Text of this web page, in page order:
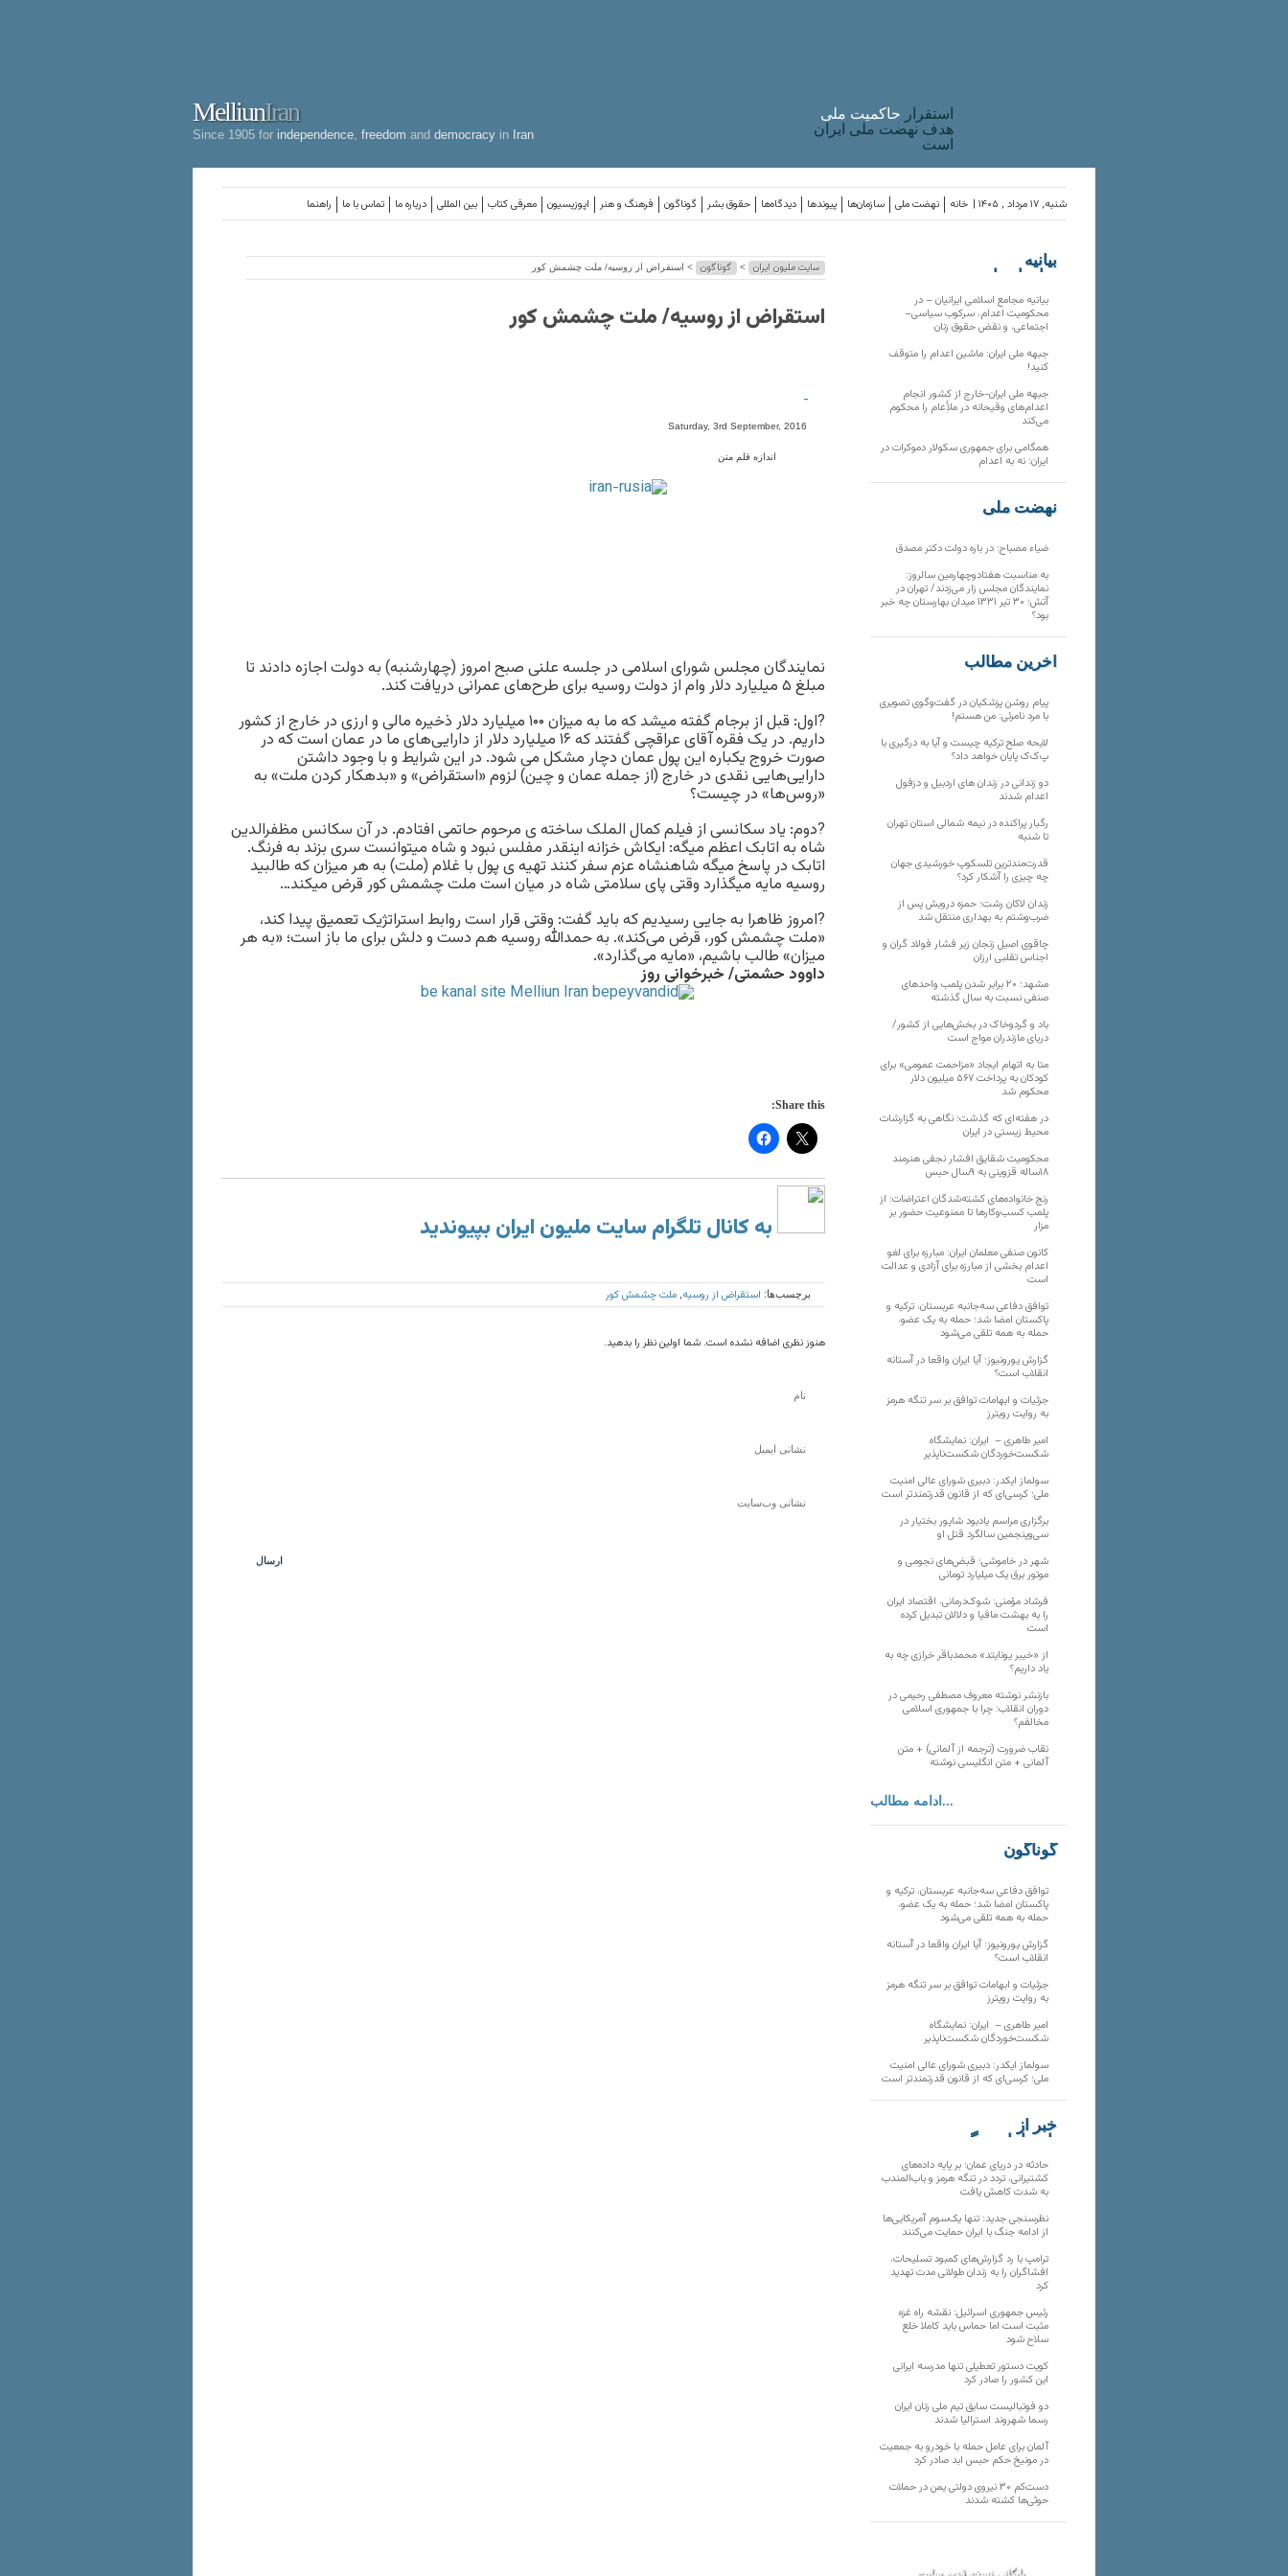
MelliunIran
Since 1905 for independence freedom and democracy in Iran
استقرار حاکميت ملی
هدف نهضت ملی ایران
است
راهنما تماس با ما درباره ما بین المللی معرفی کتاب اپوزیسیون فرهنگ و هنر گوناگون حقوق بشر دیدگاه‌ها پیوندها سازمان‌ها نهضت ملی خانه شنبه, ۱۷ مرداد , ۱۴۰۵ |
سایت ملیون ایران > گوناگون > استقراض از روسیه/ ملت چشمش کور
استقراض از روسیه/ ملت چشمش کور
-
Saturday, 3rd September, 2016
اندازه قلم متن
نمایندگان مجلس شورای اسلامی در جلسه علنی صبح امروز (چهارشنبه) به دولت اجازه دادند تا
مبلغ ۵ میلیارد دلار وام از دولت روسیه برای طرح‌های عمرانی دریافت کند.
?اول: قبل از برجام گفته میشد که ما به میزان ۱۰۰ میلیارد دلار ذخیره مالی و ارزی در خارج از کشور
داریم. در یک فقره آقای عراقچی گفتند که ۱۶ میلیارد دلار از دارایی‌های ما در عمان است که در
صورت خروج یکباره این پول عمان دچار مشکل می شود. در این شرایط و با وجود داشتن
دارایی‌هایی نقدی در خارج (از جمله عمان و چین) لزوم «استقراض» و «بدهکار کردن ملت» به
«روس‌ها» در چیست؟
?دوم: یاد سکانسی از فیلم کمال الملک ساخته ی مرحوم حاتمی افتادم. در آن سکانس مظفرالدین
شاه به اتابک اعظم میگه: ایکاش خزانه اینقدر مفلس نبود و شاه میتوانست سری بزند به فرنگ.
اتابک در پاسخ میگه شاهنشاه عزم سفر کنند تهیه ی پول با غلام (ملت) به هر میزان که طالبید
روسیه مایه میگذارد وقتی پای سلامتی شاه در میان است ملت چشمش کور قرض میکند…
?امروز ظاهرا به جایی رسیدیم که باید گفت: وقتی قرار است روابط استراتژیک تعمیق پیدا کند،
«ملت چشمش کور، قرض می‌کند». به حمدالله روسیه هم دست و دلش برای ما باز است؛ «به هر
میزان» طالب باشیم، «مایه می‌گذارد».
داوود حشمتی/ خبرخوانی روز
Share this:
به کانال تلگرام سایت ملیون ایران بپیوندید
برچسب‌ها: استقراض از روسيه ملت چشمش كور
هنوز نظری اضافه نشده است. شما اولین نظر را بدهید.
بیانیه
سازمان‌های
بیانیه مجامع اسلامی ایرانیان – در
محکومیت اعدام، سرکوب سیاسی–
اجتماعی، و نقض حقوق زنان
جبهه ملی ایران: ماشین اعدام را متوقف
کنید!
جبهه ملی ایران-خارج از کشور انجام
اعدام‌های وقیحانه در ملأِعام را محکوم
می‌کند
همگامی برای جمهوری سکولار دموکرات در
ایران: نه به اعدام
نهضت ملی
ضیاء مصباح: در باره دولت دکتر مصدق
به مناسبت هفتادوچهارمین سالروز:
نمایندگان مجلس زار می‌زدند/ تهران در
آتش؛ ۳۰ تیر ۱۳۳۱ میدان بهارستان چه خبر
بود؟
آخرین مطالب
پیام روشن پزشکیان در گفت‌و‌گوی تصویری
با مرد نامرئی: من هستم!
لایحه صلح ترکیه چیست و آیا به درگیری با
پ‌ک‌ک پایان خواهد داد؟
دو زندانی در زندان های اردبیل و دزفول
اعدام شدند
رگبار پراکنده در نیمه شمالی استان تهران
تا شنبه
قدرت‌مندترین تلسکوپ خورشیدی جهان
چه چیزی را آشکار کرد؟
زندان لاکان رشت؛ حمزه درویش پس از
ضرب‌وشتم به بهداری منتقل شد
چاقوی اصیل زنجان زیر فشار فولاد گران و
اجناس تقلبی ارزان
مشهد؛ ۲۰ برابر شدن پلمب واحدهای
صنفی نسبت به سال گذشته
باد و گردوخاک در بخش‌هایی از کشور/
دریای مازندران مواج است
متا به اتهام ایجاد «مزاحمت عمومی» برای
کودکان به پرداخت ۵۶۷ میلیون دلار
محکوم شد
در هفته‌ای که گذشت؛ نگاهی به گزارشات
محیط زیستی در ایران
محکومیت شقایق افشار نجفی هنرمند
۱۸ساله قزوینی به ۹سال حبس
رنج خانواده‌های کشته‌شدگان اعتراضات؛ از
پلمب کسب‌وکارها تا ممنوعیت حضور بر
مزار
کانون صنفی معلمان ایران: مبارزه برای لغو
اعدام بخشی از مبارزه برای آزادی و عدالت
است
توافق دفاعی سه‌جانبه عربستان، ترکیه و
پاکستان امضا شد؛ حمله به یک عضو،
حمله به همه تلقی می‌شود
گزارش یورونیوز؛ آیا ایران واقعا در آستانه
انقلاب است؟
جزئیات و ابهامات توافق بر سر تنگه هرمز
به روایت رویترز
امیر طاهری – ایران: نمایشگاه
شکست‌خوردگان شکست‌ناپذیر
سولماز ایکدر: دبیری شورای عالی امنیت
ملی؛ کرسی‌ای که از قانون قدرتمندتر است
برگزاری مراسم یادبود شاپور بختیار در
سی‌وپنجمین سالگرد قتل او
شهر در خاموشی؛ قبض‌های نجومی و
موتور برق یک میلیارد تومانی
فرشاد مؤمنی: شوک‌درمانی، اقتصاد ایران
را به بهشت مافیا و دلالان تبدیل کرده
است
از «خیبر یونایتد» محمدباقر خرازی چه به
یاد داریم؟
بازنشر نوشته معروف مصطفی رحیمی در
دوران انقلاب: چرا با جمهوری اسلامی
مخالفم؟
نقاب ضرورت (ترجمه از آلمانی) + متن
آلمانی + متن انگلیسی نوشته
ادامه مطالب...
گوناگون
توافق دفاعی سه‌جانبه عربستان، ترکیه و
پاکستان امضا شد؛ حمله به یک عضو،
حمله به همه تلقی می‌شود
گزارش یورونیوز؛ آیا ایران واقعا در آستانه
انقلاب است؟
جزئیات و ابهامات توافق بر سر تنگه هرمز
به روایت رویترز
امیر طاهری – ایران: نمایشگاه
شکست‌خوردگان شکست‌ناپذیر
سولماز ایکدر: دبیری شورای عالی امنیت
ملی؛ کرسی‌ای که از قانون قدرتمندتر است
خبر از
تارنماهای دیگر
حادثه در دریای عمان؛ بر پایه داده‌های
کشتیرانی، تردد در تنگه هرمز و باب‌المندب
به شدت کاهش یافت
نظرسنجی جدید: تنها یک‌سوم آمریکایی‌ها
از ادامه جنگ با ایران حمایت می‌کنند
ترامپ با رد گزارش‌های کمبود تسلیحات،
افشاگران را به زندان طولانی مدت تهدید
کرد
رئیس‌ جمهوری اسرائیل: نقشه راه غزه
مثبت است اما حماس باید کاملا خلع
سلاح شود
کویت دستور تعطیلی تنها مدرسه ایرانی
این کشور را صادر کرد
دو فوتبالیست سابق تیم ملی زنان ایران
رسما شهروند استرالیا شدند
آلمان برای عامل حمله با خودرو به جمعیت
در مونیخ حکم حبس ابد صادر کرد
دست‌کم ۳۰ نیروی دولتی یمن در حملات
حوثی‌ها کشته شدند
بایگانی نسخه قدیم سایت